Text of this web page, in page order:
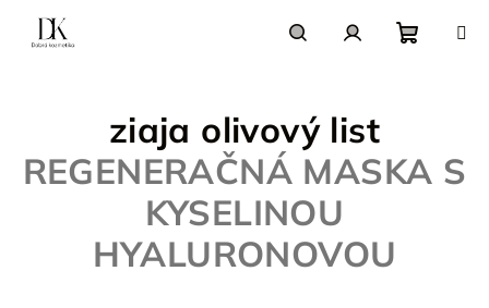
obsah
ziaja olivový list
REGENERAČNÁ MASKA S
KYSELINOU
HYALURONOVOU